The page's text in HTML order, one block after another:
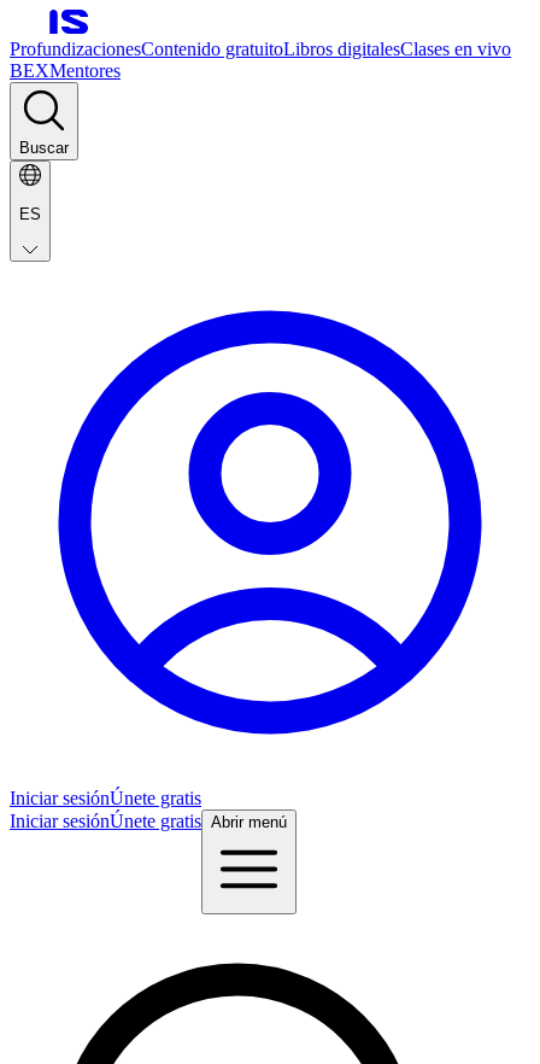
ProfundizacionesContenido gratuitoLibros digitalesClases en vivo
BEXMentores
Buscar
ES
Iniciar sesiónÚnete gratis
Iniciar sesiónÚnete gratis Abrir menú